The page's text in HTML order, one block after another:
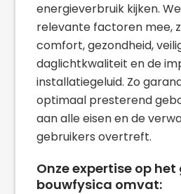
energieverbruik kijken.
relevante factoren mee,
comfort, gezondheid,
daglichtkwaliteit en de
installatiegeluid. Zo
optimaal presterend
aan alle eisen en de
gebruikers overtreft.
Onze expertise op
bouwfysica omvat: